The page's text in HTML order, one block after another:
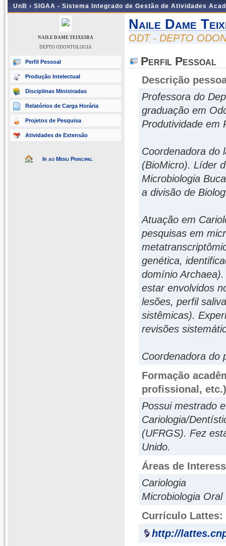
UnB › SIGAA - Sistema Integrado de Gestão de Atividades
NAILE DAME TEIXEIRA
DEPTO ODONTOLOGIA
Perfil Pessoal
Produção Intelectual
Disciplinas Ministradas
Relatórios de Carga Horária
Projetos de Pesquisa
Atividades de Extensão
Ir ao Menu Principal
Naile Dame
ODT - DEPTO
Perfil Pessoal
Descrição
Professora do
graduação em
Produtividade em
Coordenadora do
(BioMicro). Líder
Microbiologia
a divisão de
Atuação em
pesquisas em
genética,
domínio
estar envolvidos
lesões, perfil
sistêmicas).
revisões
Coordenadora do
Formação
profissional, etc.)
Possui mestrado
Cariologia/
(UFRGS). Fez
Unido.
Áreas de
Cariologia
Microbiologia Oral
Currículo Lattes:
http://